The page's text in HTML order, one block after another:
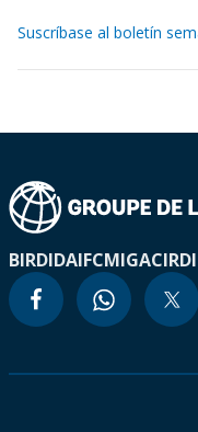
Suscríbase al boletín
BIRDIDAIFCMIGACIRDI